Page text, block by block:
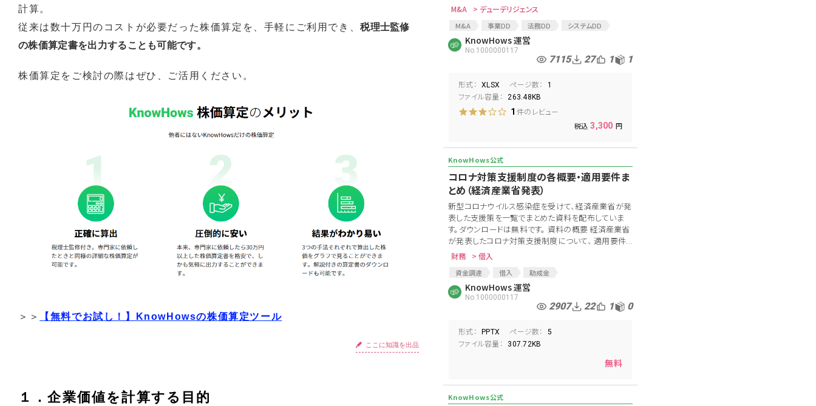
計算。
従来は数十万円のコストが必要だった株価算定を、手軽にご利用でき、税理士監修
の株価算定書を出力することも可能です。
株価算定をご検討の際はぜひ、ご活用ください。
＞＞ 【無料でお試し！】KnowHowsの株価算定ツール
ここに知識を出品
１．企業価値を計算する目的
M&A > デューデリジェンス
M&A 事業DD 法務DD
システムDD
デューデリジェンス
EC事業
EC新規事業
通販
KnowHows 運営
No.1000000117
7115 27 1 1
形式： XLSX ページ数： 1
ファイル容量： 263.48KB
1 件のレビュー
3,300
コロナ対策支援制度の各概要・適用要件ま
とめ（経済産業省発表）
新型コロナウイルス感染症を受けて、経済産業省が発
表した支援策を一覧でまとめた資料を配布していま
す。ダウンロードは無料です。 資料の概要 経済産業省
が発表したコロナ対策支援制度について、 適用要件...
財務 > 借入
資金調達 借入
助成金
新型コロナウイルス
支援
コロナ
コロナ保証
コロナウィルスによる経済対策
コロナ対策
コロナ対策支援金
経済産業省
KnowHows 運営
No.1000000117
2907 22 1 0
形式： PPTX ページ数： 5
ファイル容量： 307.72KB
無料